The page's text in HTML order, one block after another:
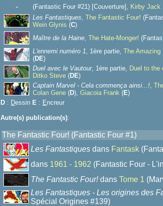
- (Fantastic Four #21) [Couverture], Kirby Jack
Les Fantastiques, The Fantastic Four!
Wein Glynis (C)
Maître de la Haine, The Hate-Monger!
L'ennemi numéro 1, 1ère partie, The Amazing
(DE)
Duel avec le Vautour, 1ère partie, Duel to the
Ditko Steve (DE)
Captain Marvel - Cela commença ainsi...!,
Colan Gene (D), Giacoia Frank (E)
D : Dessin E : Encreur
Autre(s) publication(s):
The Fantastic Four! (Fantastic Four #1)
Les Fantastiques dans Fantask
dans 1961 - 1962 (Fantastic Four -
The Fantastic Four!dans Tome 1
Les Fantastiques - Les origines des
Spécial Origines #139)